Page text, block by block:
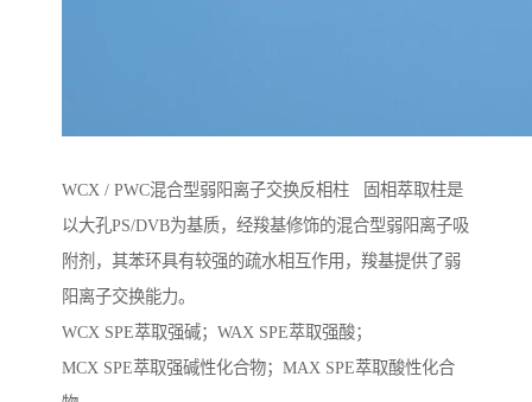
WCX / PWC混合型弱阳离子交换反相柱 固相萃取柱是
以大孔PS/DVB为基质，经羧基修饰的混合型弱阳离子吸
附剂，其苯环具有较强的疏水相互作用，羧基提供了弱
阳离子交换能力。
WCX SPE萃取强碱；WAX SPE萃取强酸；
MCX SPE萃取强碱性化合物；MAX SPE萃取酸性化合